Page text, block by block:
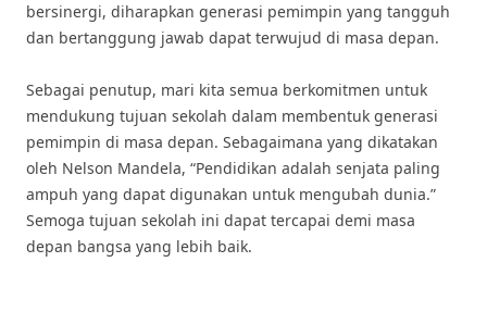
bersinergi, diharapkan generasi pemimpin yang tangguh
dan bertanggung jawab dapat terwujud di masa depan.
Sebagai penutup, mari kita semua berkomitmen untuk
mendukung tujuan sekolah dalam membentuk generasi
pemimpin di masa depan. Sebagaimana yang dikatakan
oleh Nelson Mandela, “Pendidikan adalah senjata paling
ampuh yang dapat digunakan untuk mengubah dunia.”
Semoga tujuan sekolah ini dapat tercapai demi masa
depan bangsa yang lebih baik.